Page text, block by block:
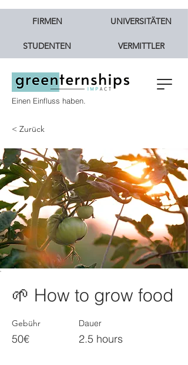
Einen Einfluss haben.
FIRMEN UNIVERSITÄTEN
STUDENTEN VERMITTLER
< Zurück
🌱 How to grow food
Gebühr
50€
Dauer
2.5 hours